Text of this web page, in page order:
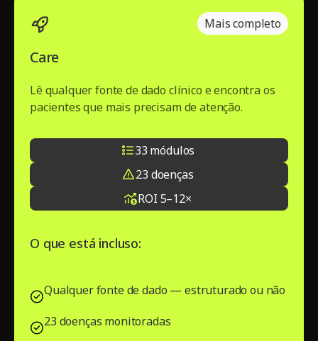
Mais completo
Care
Lê qualquer fonte de dado clínico e encontra os
pacientes que mais precisam de atenção.
33 módulos
23 doenças
ROI 5–12×
O que está incluso:
Qualquer fonte de dado — estruturado ou não
23 doenças monitoradas